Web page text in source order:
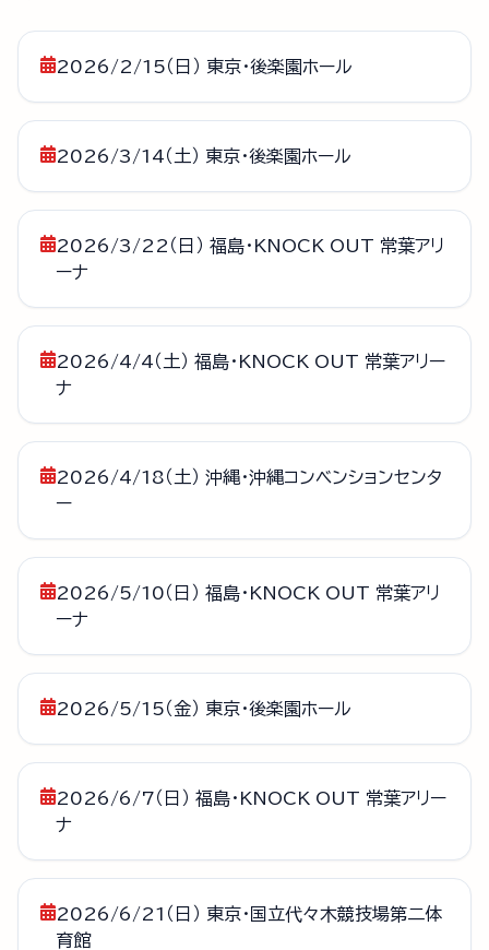
2026/2/15（日） 東京・後楽園ホール
2026/3/14（土） 東京・後楽園ホール
2026/3/22（日） 福島・KNOCK OUT 常葉アリ
ーナ
2026/4/4（土） 福島・KNOCK OUT 常葉アリー
ナ
2026/4/18（土） 沖縄・沖縄コンベンションセンタ
ー
2026/5/10（日） 福島・KNOCK OUT 常葉アリ
ーナ
2026/5/15（金） 東京・後楽園ホール
2026/6/7（日） 福島・KNOCK OUT 常葉アリー
ナ
2026/6/21（日） 東京・国立代々木競技場第二体
育館